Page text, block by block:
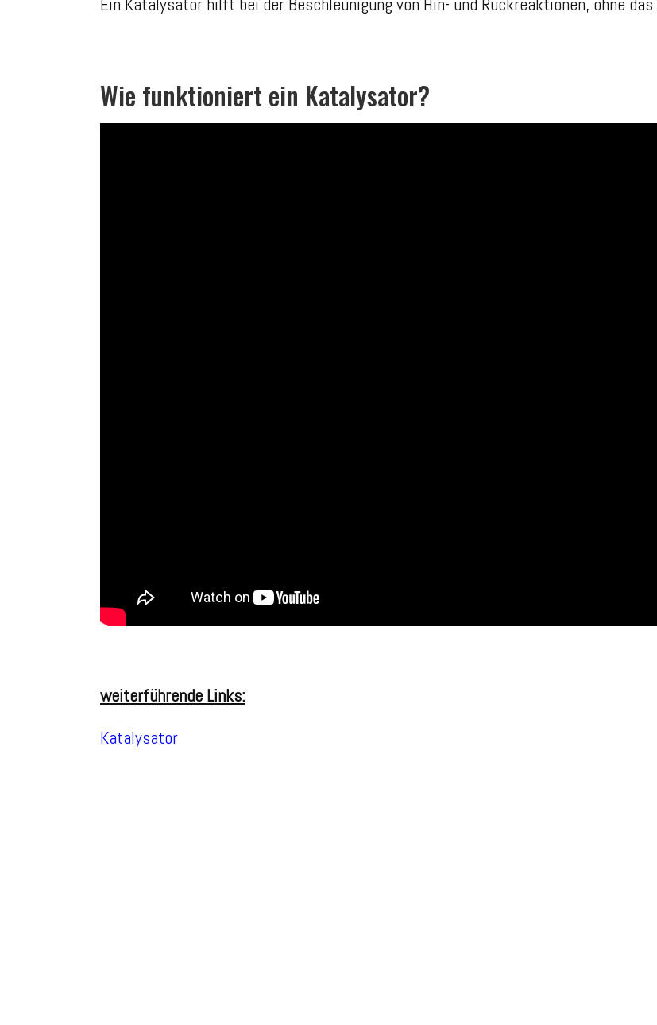
Wie funktioniert ein Katalysator?
weiterführende Links:
Katalysator